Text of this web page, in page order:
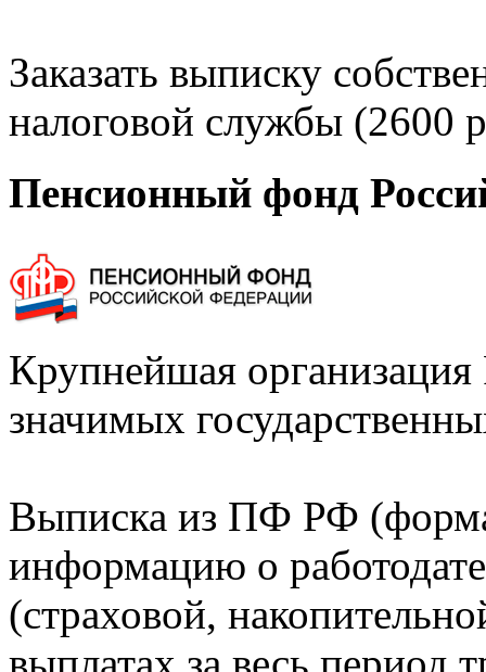
Заказать выписку
налоговой службы (2600
Пенсионный фонд
Крупнейшая
значимых
Выписка из ПФ РФ
информацию о
(страховой,
выплатах за весь период